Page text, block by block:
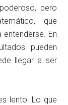
pero
que
En
pueden
llegar a ser
lento. Lo que